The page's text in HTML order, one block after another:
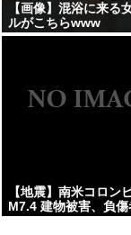
【画像】混浴に来る
ルがこちらwww
【地震】南米コロン
M7.4 建物被害、負傷